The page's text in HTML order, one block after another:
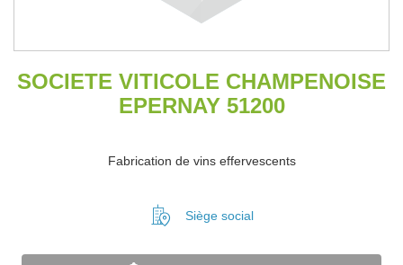
SOCIETE VITICOLE CHAMPENOISE
EPERNAY 51200
Fabrication de vins effervescents
Siège social